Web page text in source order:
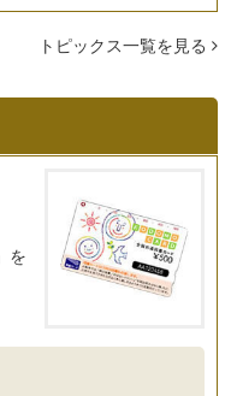
！
です。 今回は、…
ン
です。 今回は…
す。 今回は、タル
清美です。 今回は、イ
トピックス一覧を見る
を